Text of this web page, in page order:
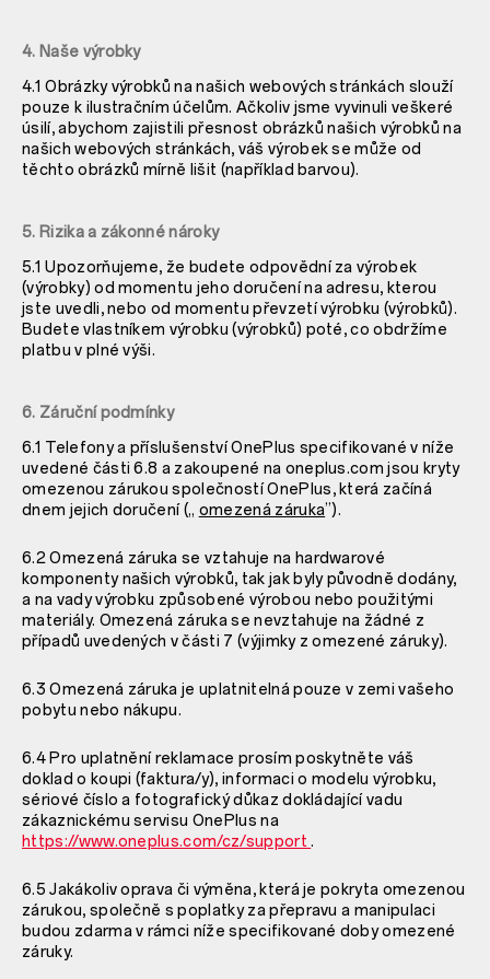
4. Naše výrobky
4.1 Obrázky výrobků na našich webových stránkách slouží
pouze k ilustračním účelům. Ačkoliv jsme vyvinuli veškeré
úsilí, abychom zajistili přesnost obrázků našich výrobků na
našich webových stránkách, váš výrobek se může od
těchto obrázků mírně lišit (například barvou).
5. Rizika a zákonné nároky
5.1 Upozorňujeme, že budete odpovědní za výrobek
(výrobky) od momentu jeho doručení na adresu, kterou
jste uvedli, nebo od momentu převzetí výrobku (výrobků).
Budete vlastníkem výrobku (výrobků) poté, co obdržíme
platbu v plné výši.
6. Záruční podmínky
6.1 Telefony a příslušenství OnePlus specifikované v níže
uvedené části6.8 a zakoupené na oneplus.com jsou kryty
omezenou zárukou společností OnePlus, která začíná
dnem jejich doručení („ omezená záruka”).
6.2 Omezená záruka se vztahuje na hardwarové
komponenty našich výrobků, tak jak byly původně dodány,
a na vady výrobku způsobené výrobou nebo použitými
materiály. Omezená záruka se nevztahuje na žádné z
případů uvedených v části 7 (výjimky z omezené záruky).
6.3 Omezená záruka je uplatnitelná pouze v zemi vašeho
pobytu nebo nákupu.
6.4 Pro uplatnění reklamace prosím poskytněte váš
doklad o koupi (faktura/y), informaci o modelu výrobku,
sériové číslo a fotografický důkaz dokládající vadu
zákaznickému servisu OnePlus na
https://www.oneplus.com/cz/support.
6.5 Jakákoliv oprava či výměna, která je pokryta omezenou
zárukou, společně s poplatky za přepravu a manipulaci
budou zdarma v rámci níže specifikované doby omezené
záruky.